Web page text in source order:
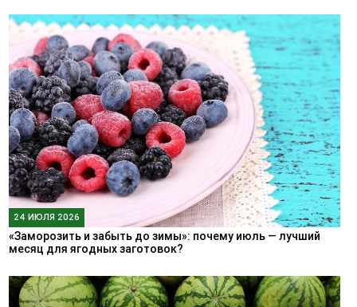
24 ИЮЛЯ 2026
«Заморозить и забыть до зимы»: почему июль — лучший
месяц для ягодных заготовок?